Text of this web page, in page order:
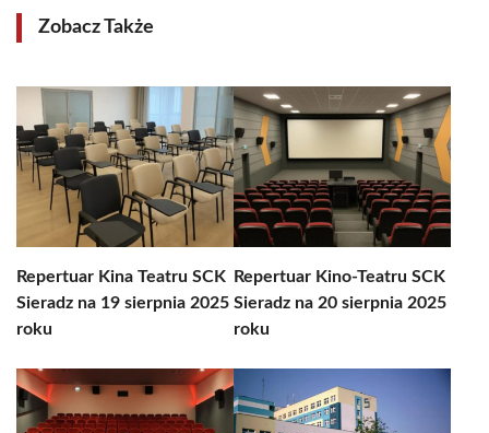
Zobacz Także
Repertuar Kina Teatru SCK
Sieradz na 19 sierpnia 2025
roku
Repertuar Kino-Teatru SCK
Sieradz na 20 sierpnia 2025
roku